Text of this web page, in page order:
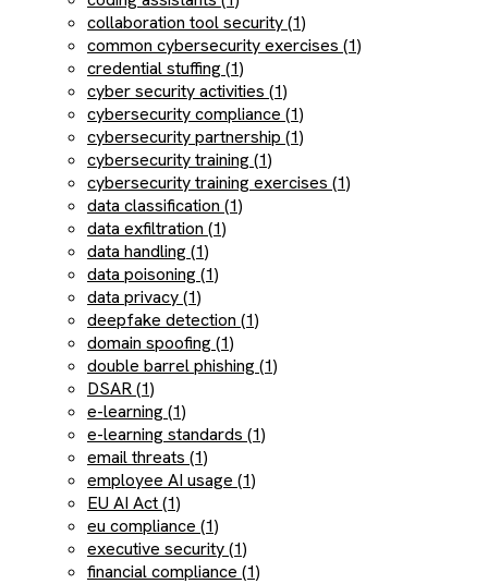
collaboration tool security (1)
common cybersecurity exercises (1)
credential stuffing (1)
cyber security activities (1)
cybersecurity compliance (1)
cybersecurity partnership (1)
cybersecurity training (1)
cybersecurity training exercises (1)
data classification (1)
data exfiltration (1)
data handling (1)
data poisoning (1)
data privacy (1)
deepfake detection (1)
domain spoofing (1)
double barrel phishing (1)
DSAR (1)
e-learning (1)
e-learning standards (1)
email threats (1)
employee AI usage (1)
EU AI Act (1)
eu compliance (1)
executive security (1)
financial compliance (1)